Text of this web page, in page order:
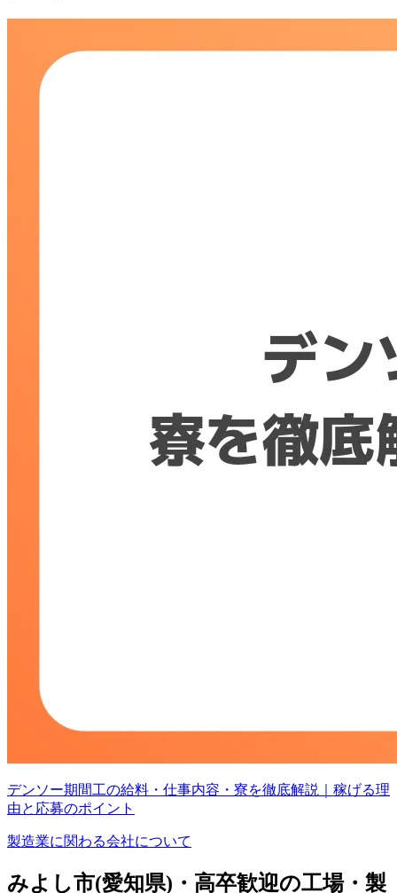
デンソー期間工の給料・仕事内容・寮を徹底解説｜稼げる理
由と応募のポイント
製造業に関わる会社について
みよし市(愛知県)・高卒歓迎の工場・製